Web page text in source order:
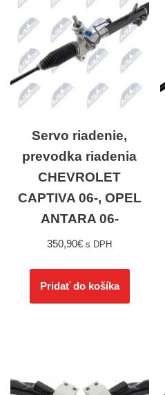
Servo riadenie,
prevodka riadenia
CHEVROLET
CAPTIVA 06-, OPEL
ANTARA 06-
350,90€ s DPH
Pridať do košíka